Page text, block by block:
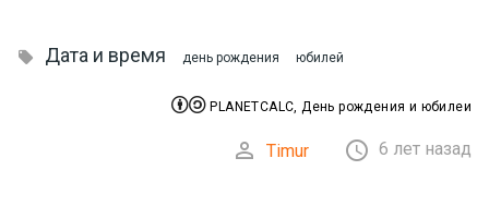
 Дата и время день рождения юбилей
 PLANETCALC, День рождения и юбилеи
 Timur  6 лет назад